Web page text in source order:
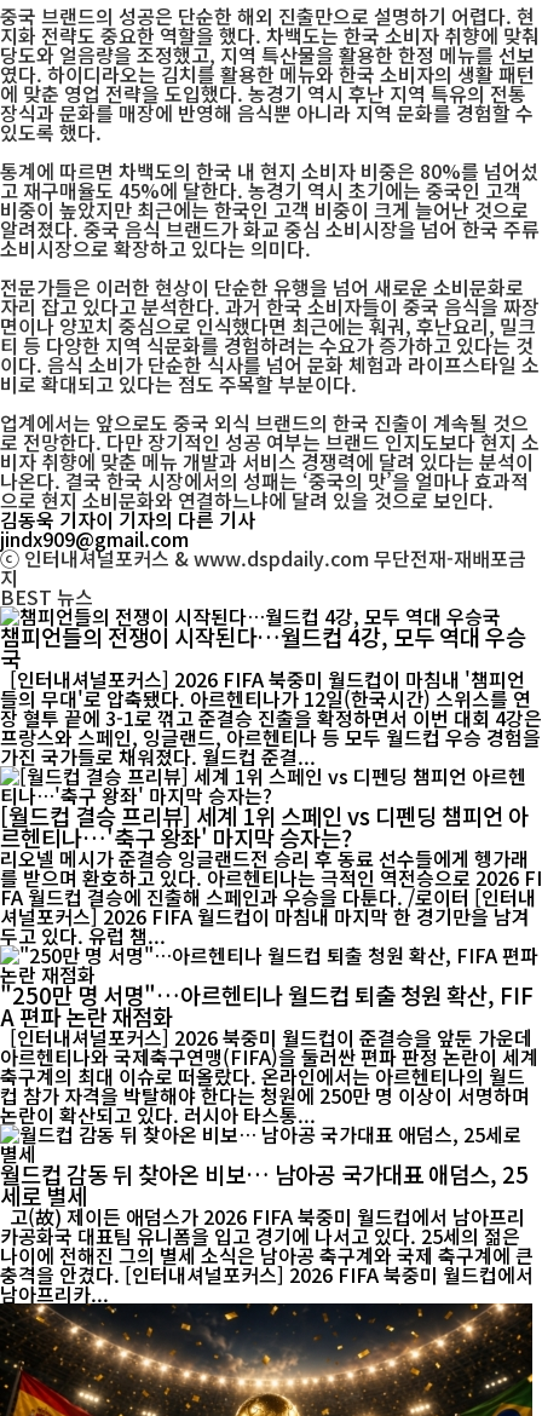
중국 브랜드의 성공은 단순한 해외 진출만으로 설명하기 어렵다. 현
지화 전략도 중요한 역할을 했다. 차백도는 한국 소비자 취향에 맞춰
당도와 얼음량을 조정했고, 지역 특산물을 활용한 한정 메뉴를 선보
였다. 하이디라오는 김치를 활용한 메뉴와 한국 소비자의 생활 패턴
에 맞춘 영업 전략을 도입했다. 농경기 역시 후난 지역 특유의 전통
장식과 문화를 매장에 반영해 음식뿐 아니라 지역 문화를 경험할 수
있도록 했다.
통계에 따르면 차백도의 한국 내 현지 소비자 비중은 80%를 넘어섰
고 재구매율도 45%에 달한다. 농경기 역시 초기에는 중국인 고객
비중이 높았지만 최근에는 한국인 고객 비중이 크게 늘어난 것으로
알려졌다. 중국 음식 브랜드가 화교 중심 소비시장을 넘어 한국 주류
소비시장으로 확장하고 있다는 의미다.
전문가들은 이러한 현상이 단순한 유행을 넘어 새로운 소비문화로
자리 잡고 있다고 분석한다. 과거 한국 소비자들이 중국 음식을 짜장
면이나 양꼬치 중심으로 인식했다면 최근에는 훠궈, 후난요리, 밀크
티 등 다양한 지역 식문화를 경험하려는 수요가 증가하고 있다는 것
이다. 음식 소비가 단순한 식사를 넘어 문화 체험과 라이프스타일 소
비로 확대되고 있다는 점도 주목할 부분이다.
업계에서는 앞으로도 중국 외식 브랜드의 한국 진출이 계속될 것으
로 전망한다. 다만 장기적인 성공 여부는 브랜드 인지도보다 현지 소
비자 취향에 맞춘 메뉴 개발과 서비스 경쟁력에 달려 있다는 분석이
나온다. 결국 한국 시장에서의 성패는 ‘중국의 맛’을 얼마나 효과적
으로 현지 소비문화와 연결하느냐에 달려 있을 것으로 보인다.
김동욱 기자이 기자의 다른 기사
jindx909@gmail.com
ⓒ 인터내셔널포커스 & www.dspdaily.com 무단전재-재배포금
지
BEST 뉴스
챔피언들의 전쟁이 시작된다…월드컵 4강, 모두 역대 우승
국
[인터내셔널포커스] 2026 FIFA 북중미 월드컵이 마침내 '챔피언
들의 무대'로 압축됐다. 아르헨티나가 12일(한국시간) 스위스를 연
장 혈투 끝에 3-1로 꺾고 준결승 진출을 확정하면서 이번 대회 4강은
프랑스와 스페인, 잉글랜드, 아르헨티나 등 모두 월드컵 우승 경험을
가진 국가들로 채워졌다. 월드컵 준결...
[월드컵 결승 프리뷰] 세계 1위 스페인 vs 디펜딩 챔피언 아
르헨티나…'축구 왕좌' 마지막 승자는?
리오넬 메시가 준결승 잉글랜드전 승리 후 동료 선수들에게 헹가래
를 받으며 환호하고 있다. 아르헨티나는 극적인 역전승으로 2026 FI
FA 월드컵 결승에 진출해 스페인과 우승을 다툰다. /로이터 [인터내
셔널포커스] 2026 FIFA 월드컵이 마침내 마지막 한 경기만을 남겨
두고 있다. 유럽 챔...
"250만 명 서명"…아르헨티나 월드컵 퇴출 청원 확산, FIF
A 편파 논란 재점화
[인터내셔널포커스] 2026 북중미 월드컵이 준결승을 앞둔 가운데
아르헨티나와 국제축구연맹(FIFA)을 둘러싼 편파 판정 논란이 세계
축구계의 최대 이슈로 떠올랐다. 온라인에서는 아르헨티나의 월드
컵 참가 자격을 박탈해야 한다는 청원에 250만 명 이상이 서명하며
논란이 확산되고 있다. 러시아 타스통...
월드컵 감동 뒤 찾아온 비보… 남아공 국가대표 애덤스, 25
세로 별세
카공화국 대표팀 유니폼을 입고 경기에 나서고 있다. 25세의 젊은
나이에 전해진 그의 별세 소식은 남아공 축구계와 국제 축구계에 큰
충격을 안겼다. [인터내셔널포커스] 2026 FIFA 북중미 월드컵에서
남아프리카...